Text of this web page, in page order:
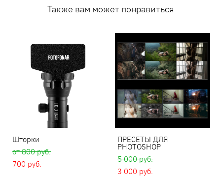
Также вам может понравиться
Шторки
от 800 pуб.
700 pуб.
ПРЕСЕТЫ ДЛЯ
PHOTOSHOP
5 000 pуб.
3 000 pуб.